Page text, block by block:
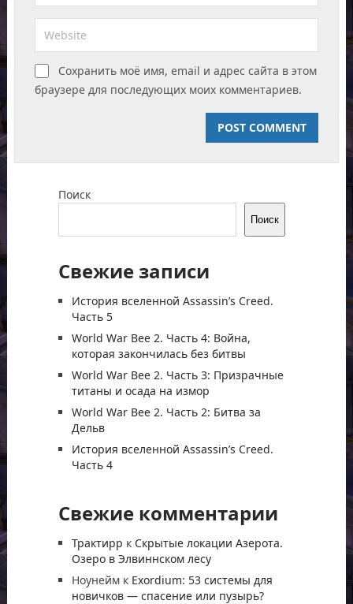
Сохранить моё имя, email и адрес сайта в этом
браузере для последующих моих комментариев.
Поиск
Поиск
Свежие записи
История вселенной Assassin’s Creed.
Часть 5
World War Bee 2. Часть 4: Война,
которая закончилась без битвы
World War Bee 2. Часть 3: Призрачные
титаны и осада на измор
World War Bee 2. Часть 2: Битва за
Дельв
История вселенной Assassin’s Creed.
Часть 4
Свежие комментарии
Трактирр к Скрытые локации Азерота.
Озеро в Элвиннском лесу
Ноунеймк Exordium: 53 системы для
новичков — спасение или пузырь?